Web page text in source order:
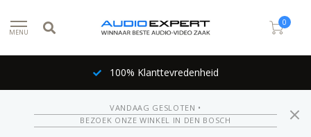
MENU
0
100% Klanttevredenheid
VANDAAG GESLOTEN •
BEZOEK ONZE WINKEL IN DEN BOSCH